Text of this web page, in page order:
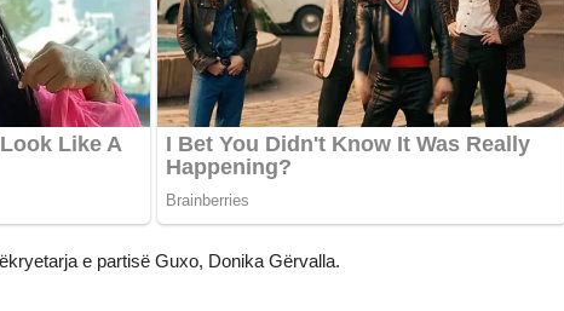
e partisë Guxo, Donika Gërvalla.